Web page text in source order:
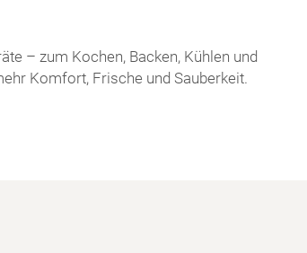
– zum Kochen, Backen, Kühlen und
Komfort, Frische und Sauberkeit.